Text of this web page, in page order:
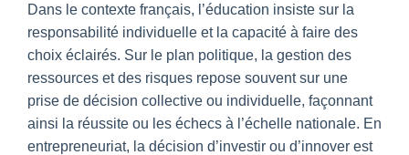
Dans le contexte français, l’éducation insiste sur la
responsabilité individuelle et la capacité à faire des
choix éclairés. Sur le plan politique, la gestion des
ressources et des risques repose souvent sur une
prise de décision collective ou individuelle, façonnant
ainsi la réussite ou les échecs à l’échelle nationale. En
entrepreneuriat, la décision d’investir ou d’innover est